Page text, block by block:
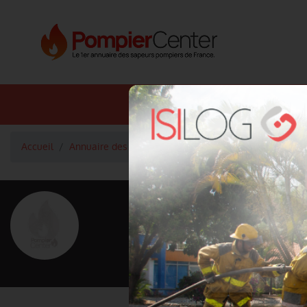
Annuaire SDIS
Accueil Annuaire des pompiers Commandant Romaric
< Retour à la liste des pompiers
Romaric
Grade : Commandant